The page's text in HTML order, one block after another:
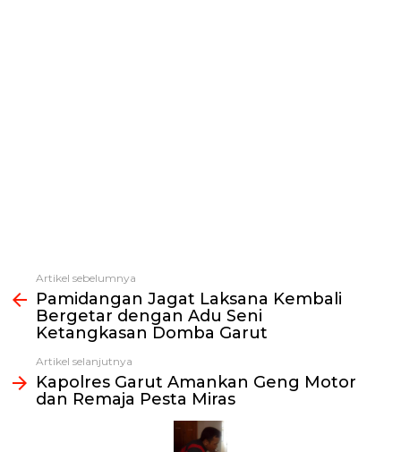
Lihat
selengkapnya
Artikel sebelumnya
Pamidangan Jagat Laksana Kembali
Bergetar dengan Adu Seni
Ketangkasan Domba Garut
Artikel selanjutnya
Kapolres Garut Amankan Geng Motor
dan Remaja Pesta Miras